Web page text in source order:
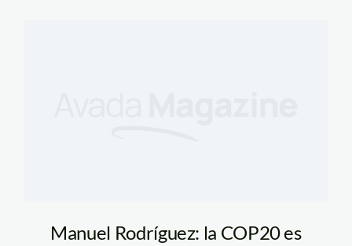
Manuel Rodríguez: la COP20 es